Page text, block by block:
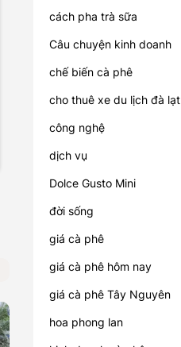
cách pha trà sữa
Câu chuyện kinh doanh
chế biến cà phê
cho thuê xe du lịch đà lạt
công nghệ
dịch vụ
Dolce Gusto Mini
đời sống
giá cà phê
giá cà phê hôm nay
giá cà phê Tây Nguyên
hoa phong lan